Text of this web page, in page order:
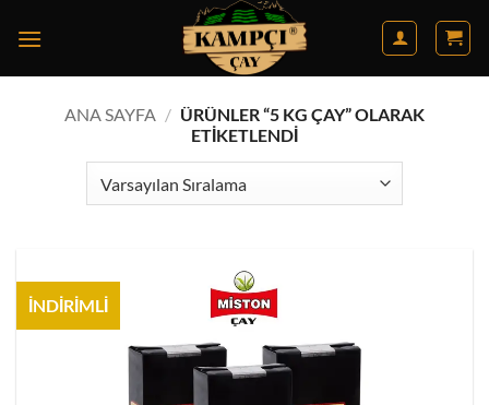
atla
ANA SAYFA / ÜRÜNLER “5 KG ÇAY” OLARAK
ETIKETLENDI
İNDİRİMLİ